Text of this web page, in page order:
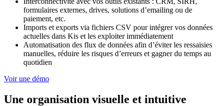
formulaires externes, drives, solutions d’emailing ou de
paiement, etc.
Imports et exports via fichiers CSV pour intégrer vos données
actuelles dans Kis et les exploiter immédiatement
Automatisation des flux de données afin d’éviter les ressaisies
manuelles, réduire les risques d’erreurs et gagner du temps au
quotidien
Voir une démo
Une organisation visuelle et intuitive